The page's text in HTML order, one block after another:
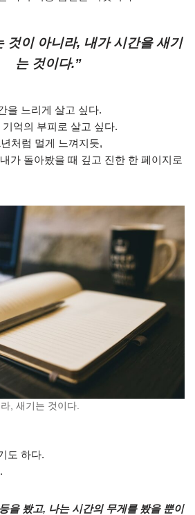
것이 아니라, 내가 시간을 새기
는 것이다.”
을 느리게 살고 싶다.
억의 부피로 살고 싶다.
처럼 멀게 느껴지듯,
가 돌아봤을 때 깊고 진한 한 페이지로
, 새기는 것이다.
도 하다.
을 봤고, 나는 시간의 무게를 봤을 뿐이